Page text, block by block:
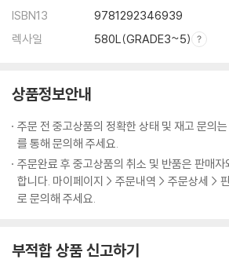
ISBN13
9781292346939
렉사일
580L(GRADE3~5)
상품정보안내
주문 전 중고상품의 정확한 상태 및 재고 문의
를 통해 문의해 주세요.
주문완료 후 중고상품의 취소 및 반품은 판매
합니다. 마이페이지 > 주문내역 > 주문상세 >
로 문의해 주세요.
부적합 상품 신고하기